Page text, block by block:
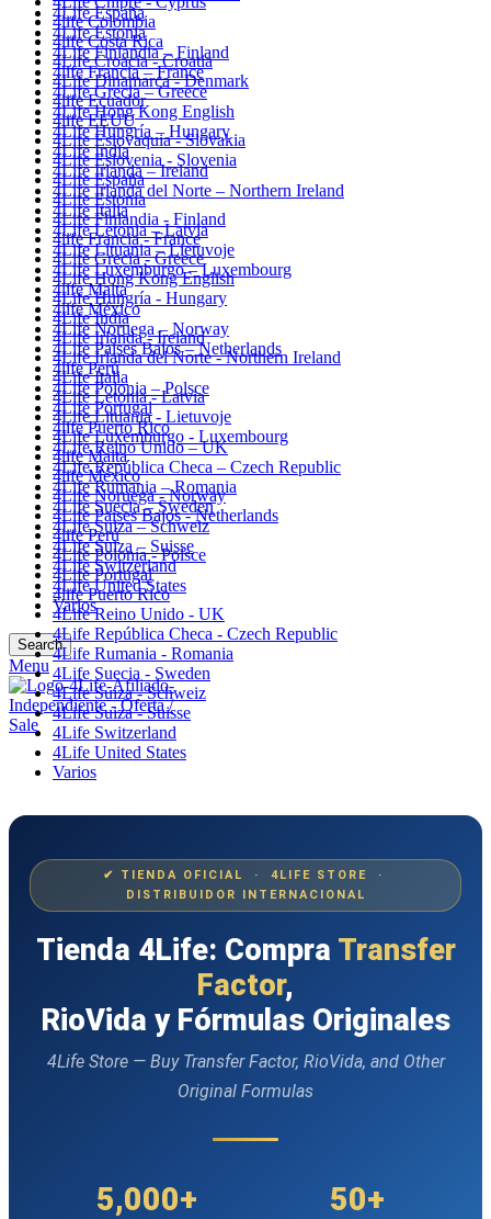
4Life España
4Life Estonia
4Life Finlandia – Finland
4life Francia – France
4Life Grecia – Greece
4Life Hong Kong English
4Life Hungría – Hungary
4Life India
4Life Irlanda – Ireland
4Life Irlanda del Norte – Northern Ireland
4Life Italia
4Life Letonia – Latvia
4Life Lituania – Lietuvoje
4Life Luxemburgo – Luxembourg
4life Malta
4life México
4Life Noruega – Norway
4Life Paises Bajos – Netherlands
4life Perú
4Life Polonia – Polsce
4Life Portugal
4life Puerto Rico
4Life Reino Unido – UK
4Life República Checa – Czech Republic
4Life Rumania – Romania
4Life Suecia – Sweden
4Life Suiza – Schweiz
4Life Suiza – Suisse
4Life Switzerland
4Life United States
Varios
Search
Menu
4life Colombia
4life Costa Rica
4Life Croacia - Croatia
4Life Dinamarca - Denmark
4life Ecuador
4life EEUU
4Life Eslovaquia - Slovakia
4Life Eslovenia - Slovenia
4Life España
4Life Estonia
4Life Finlandia - Finland
4life Francia - France
4Life Grecia - Greece
4Life Hong Kong English
4Life Hungría - Hungary
4Life India
4Life Irlanda - Ireland
4Life Irlanda del Norte - Northern Ireland
4Life Italia
4Life Letonia - Latvia
4Life Lituania - Lietuvoje
4Life Luxemburgo - Luxembourg
4life Malta
4life México
4Life Noruega - Norway
4Life Paises Bajos - Netherlands
4life Perú
4Life Polonia - Polsce
4Life Portugal
4life Puerto Rico
4Life Reino Unido - UK
4Life República Checa - Czech Republic
4Life Rumania - Romania
4Life Suecia - Sweden
4Life Suiza - Schweiz
4Life Suiza - Suisse
4Life Switzerland
4Life United States
Varios
✔ TIENDA OFICIAL · 4LIFE STORE ·
DISTRIBUIDOR INTERNACIONAL
Tienda 4Life: Compra Transfer
Factor,
RioVida y Fórmulas Originales
4Life Store — Buy Transfer Factor, RioVida, and Other
Original Formulas
5,000+ 50+